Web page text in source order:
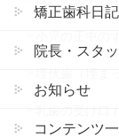
矯正歯科日記
院長・スタ
お知らせ
コンテンツ